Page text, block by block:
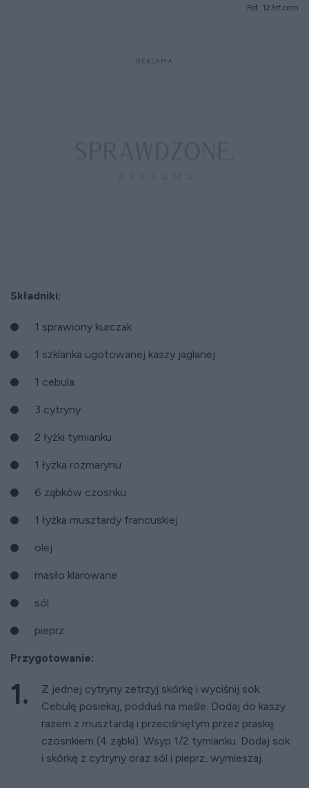
Fot. 123rf.com
Składniki:
1 sprawiony kurczak
1 szklanka ugotowanej kaszy jaglanej
1 cebula
3 cytryny
2 łyżki tymianku
1 łyżka rozmarynu
6 ząbków czosnku
1 łyżka musztardy francuskiej
olej
masło klarowane
sól
pieprz
Przygotowanie:
Z jednej cytryny zetrzyj skórkę i wyciśnij sok.
Cebulę posiekaj, podduś na maśle. Dodaj do kaszy
razem z musztardą i przeciśniętym przez praskę
czosnkiem (4 ząbki). Wsyp 1/2 tymianku. Dodaj sok
i skórkę z cytryny oraz sól i pieprz, wymieszaj.